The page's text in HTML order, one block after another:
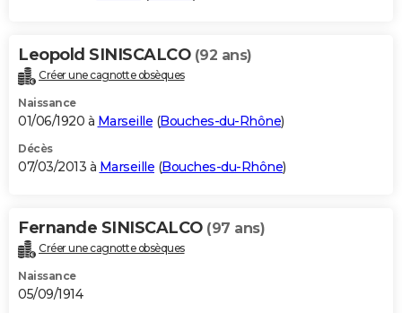
Leopold SINISCALCO (92 ans)
Créer une cagnotte obsèques
Naissance
01/06/1920 à Marseille (Bouches-du-Rhône)
Décès
07/03/2013 à Marseille (Bouches-du-Rhône)
Fernande SINISCALCO (97 ans)
Créer une cagnotte obsèques
Naissance
05/09/1914